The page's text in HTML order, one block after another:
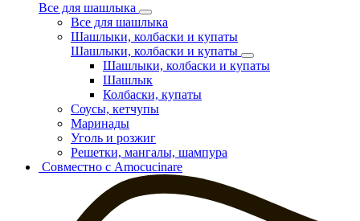
Все для шашлыка
Все для шашлыка
Шашлыки, колбаски и купаты
Шашлыки, колбаски и купаты
Шашлыки, колбаски и купаты
Шашлык
Колбаски, купаты
Соусы, кетчупы
Маринады
Уголь и розжиг
Решетки, мангалы, шампура
Совместно с Amocucinare